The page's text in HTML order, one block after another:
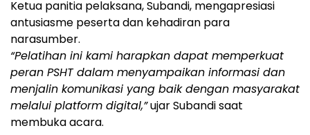
Ketua panitia pelaksana, Subandi, mengapresiasi
antusiasme peserta dan kehadiran para
narasumber.
“Pelatihan ini kami harapkan dapat memperkuat
peran PSHT dalam menyampaikan informasi dan
menjalin komunikasi yang baik dengan masyarakat
melalui platform digital,”ujar Subandi saat
membuka acara.